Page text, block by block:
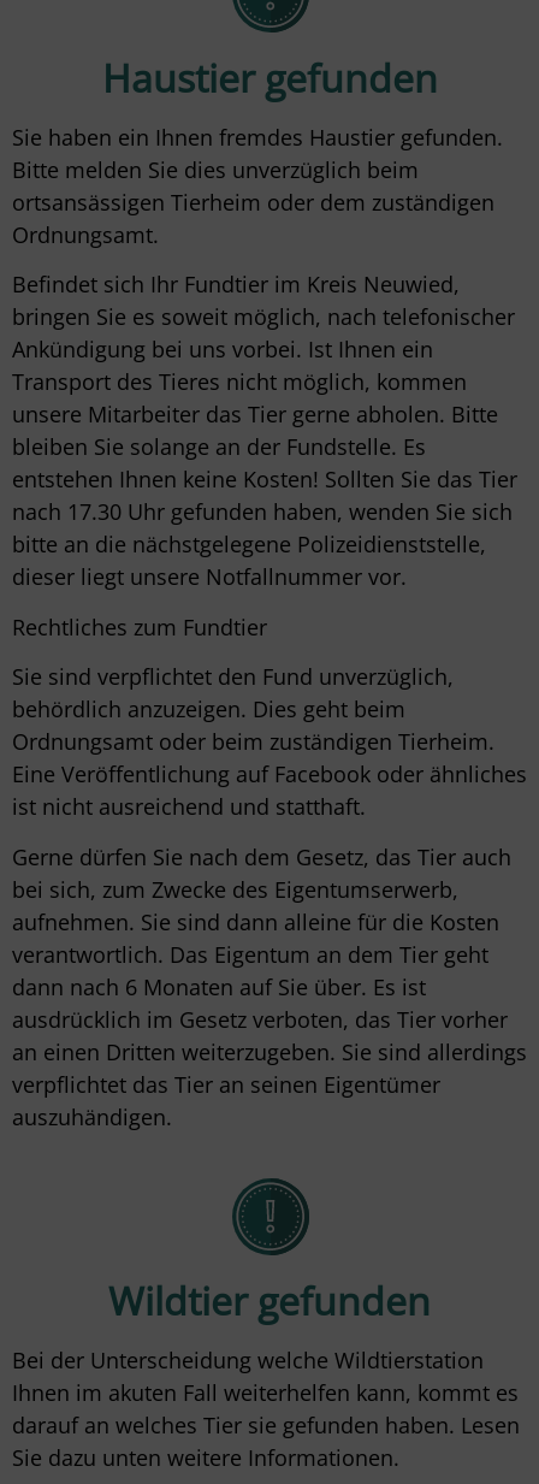
Haustier gefunden
Sie haben ein Ihnen fremdes Haustier gefunden.
Bitte melden Sie dies unverzüglich beim
ortsansässigen Tierheim oder dem zuständigen
Ordnungsamt.
Befindet sich Ihr Fundtier im Kreis Neuwied,
bringen Sie es soweit möglich, nach telefonischer
Ankündigung bei uns vorbei. Ist Ihnen ein
Transport des Tieres nicht möglich, kommen
unsere Mitarbeiter das Tier gerne abholen. Bitte
bleiben Sie solange an der Fundstelle. Es
entstehen Ihnen keine Kosten! Sollten Sie das Tier
nach 17.30 Uhr gefunden haben, wenden Sie sich
bitte an die nächstgelegene Polizeidienststelle,
dieser liegt unsere Notfallnummer vor.
Rechtliches zum Fundtier
Sie sind verpflichtet den Fund unverzüglich,
behördlich anzuzeigen. Dies geht beim
Ordnungsamt oder beim zuständigen Tierheim.
Eine Veröffentlichung auf Facebook oder ähnliches
ist nicht ausreichend und statthaft.
Gerne dürfen Sie nach dem Gesetz, das Tier auch
bei sich, zum Zwecke des Eigentumserwerb,
aufnehmen. Sie sind dann alleine für die Kosten
verantwortlich. Das Eigentum an dem Tier geht
dann nach 6 Monaten auf Sie über. Es ist
ausdrücklich im Gesetz verboten, das Tier vorher
an einen Dritten weiterzugeben. Sie sind allerdings
verpflichtet das Tier an seinen Eigentümer
auszuhändigen.
Wildtier gefunden
Bei der Unterscheidung welche Wildtierstation
Ihnen im akuten Fall weiterhelfen kann, kommt es
darauf an welches Tier sie gefunden haben. Lesen
Sie dazu unten weitere Informationen.